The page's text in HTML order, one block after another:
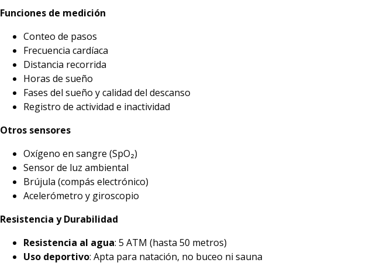
Funciones de medición
Conteo de pasos
Frecuencia cardíaca
Distancia recorrida
Horas de sueño
Fases del sueño y calidad del descanso
Registro de actividad e inactividad
Otros sensores
Oxígeno en sangre (SpO₂)
Sensor de luz ambiental
Brújula (compás electrónico)
Acelerómetro y giroscopio
Resistencia y Durabilidad
Resistencia al agua: 5 ATM (hasta 50 metros)
Uso deportivo: Apta para natación, no buceo ni sauna